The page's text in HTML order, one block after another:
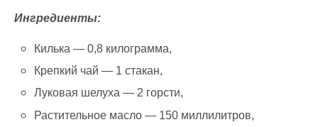
Ингредиенты:
Килька — 0,8 килограмма,
Крепкий чай — 1 стакан,
Луковая шелуха — 2 горсти,
Растительное масло — 150 миллилитров,